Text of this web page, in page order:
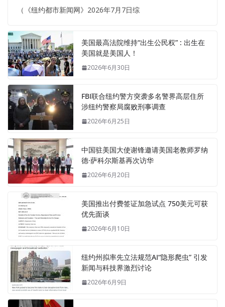
（《纽约都市新闻网》2026年7月7日综
美国最高法院维持“出生公民权” : 出生在
美国就是美国人！
2026年6月30日
FBI联合纽约警方突袭多名警界高层住所
涉纽约警察局腐败刑事调查
2026年6月25日
中国驻美国大使谢锋邀请美国老教师罗纳
德·萨科尔斯基再次访华
2026年6月20日
美国推出付费签证加急试点 750美元可获
优先面谈
2026年6月10日
纽约州拟率先立法规范AI“隐形爬虫” 引发
新闻与科技界激烈讨论
2026年6月9日